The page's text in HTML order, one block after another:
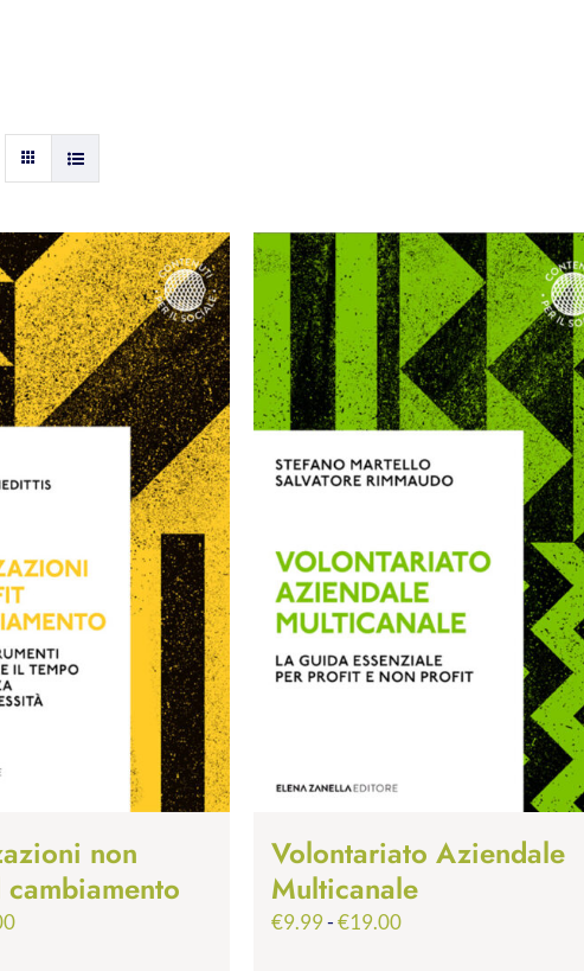
non
Fascia
Volontariato Aziendale
Multicanale
€9.99-€19.00Fascia